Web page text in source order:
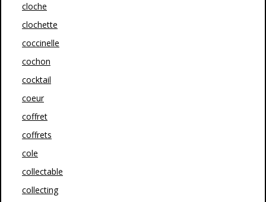
cloche
clochette
coccinelle
cochon
cocktail
coeur
coffret
coffrets
cole
collectable
collecting